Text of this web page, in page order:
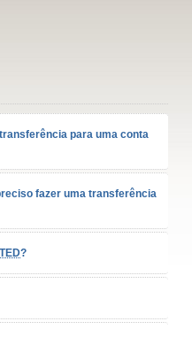
para uma conta
fazer uma transferência
TED?